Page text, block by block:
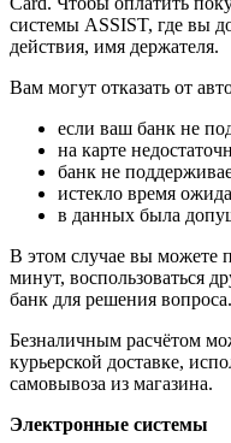
системы ASSIST, где вы
действия, имя держателя.
Вам могут отказать от
если ваш банк не
на карте
банк не
истекло время
в данных была
В этом случае вы можете
минут, воспользоваться
банк для решения вопроса.
Безналичным расчётом
курьерской доставке,
самовывоза из магазина.
Электронные системы